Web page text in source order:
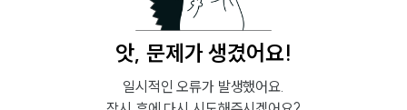
앗, 문제가 생겼어요!
일시적인 오류가 발생했어요.